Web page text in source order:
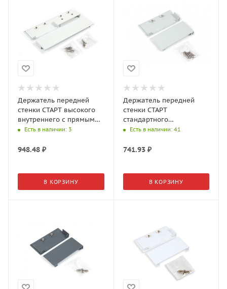
Держатель передней
стенки СТАРТ высокого
внутреннего с прямыми
боковинами SBH64/W
Есть в наличии: 3
948.48 ₽
В КОРЗИНУ
Держатель передней
стенки СТАРТ
стандартного
внутреннего с прямыми
Есть в наличии: 41
741.93₽
В КОРЗИНУ